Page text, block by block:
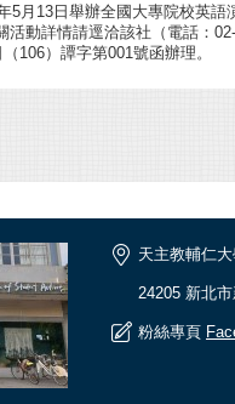
5月13日舉辦全國大專院校英語
活動詳情請逕洽該社（電話：
106）譚字第001號函辦理。
天主教輔仁
24205 新北
粉絲專頁